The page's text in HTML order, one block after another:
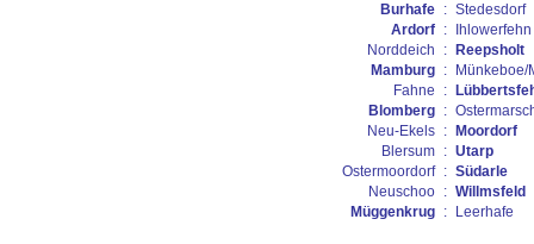
Burhafe : Stedesdorf
Ardorf :
Ihlowerfehn
Norddeich
:
Reepsholt
Mamburg :
Münkeboe/
Fahne
:
Blomberg :
Neu-Ekels :
Moordorf
Blersum : Utarp
Ostermoordorf : Südarle
Neuschoo : Willmsfeld
Müggenkrug : Leerhafe